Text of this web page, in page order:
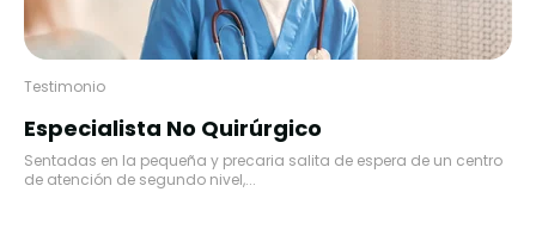
Testimonio
Especialista No Quirúrgico
Sentadas en la pequeña y precaria salita de espera de un centro
de atención de segundo nivel,...